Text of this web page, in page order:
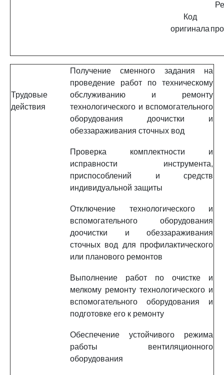
Код
оригинала
Трудовые
действия
Получение сменного задания на
проведение работ по техническому
обслуживанию и ремонту
технологического и вспомогательного
оборудования доочистки и
обеззараживания сточных вод
Проверка комплектности и
исправности инструмента,
приспособлений и средств
индивидуальной защиты
Отключение технологического и
вспомогательного оборудования
доочистки и обеззараживания
сточных вод для профилактического
или планового ремонтов
Выполнение работ по очистке и
мелкому ремонту технологического и
вспомогательного оборудования и
подготовке его к ремонту
Обеспечение устойчивого режима
работы вентиляционного
оборудования